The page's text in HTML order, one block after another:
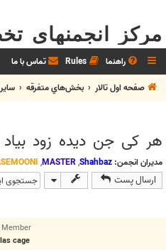
مرکز انجمنهای
راهنما Rules تماس با ما
صفحه اول تالار
بخش‌‌هاي متفرقه
هر کی جن دیده زود
مدیران انجمن: Shahbaz
,
MASTER
,
ارسال پست
Member
cage